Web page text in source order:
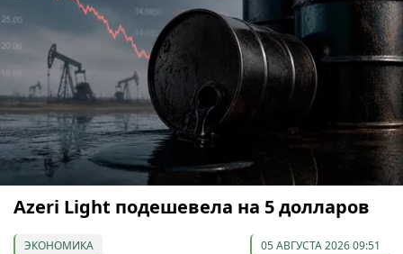
Azeri Light подешевела на 5 долларов
ЭКОНОМИКА 05 АВГУСТА 2026 09:51